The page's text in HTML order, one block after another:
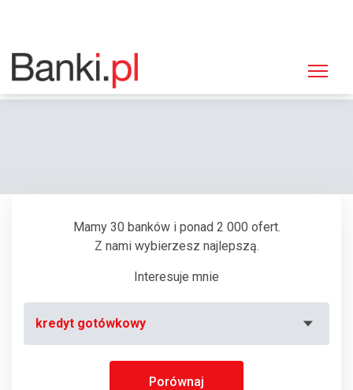
Strona główna
Bankomat PKO BP, Poznań, ul. Kraszewskiego 8
Mamy 30 banków i ponad 2 000 ofert.
Z nami wybierzesz najlepszą.
Interesuje mnie
kredyt gotówkowy
Porównaj